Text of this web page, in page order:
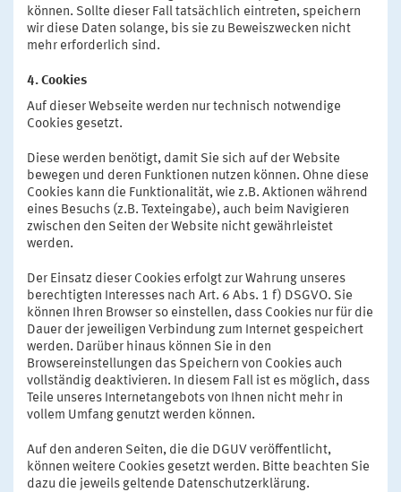
können. Sollte dieser Fall tatsächlich eintreten, speichern
wir diese Daten solange, bis sie zu Beweiszwecken nicht
mehr erforderlich sind.
4. Cookies
Auf dieser Webseite werden nur technisch notwendige
Cookies gesetzt.
Diese werden benötigt, damit Sie sich auf der Website
bewegen und deren Funktionen nutzen können. Ohne diese
Cookies kann die Funktionalität, wie z.B. Aktionen während
eines Besuchs (z.B. Texteingabe), auch beim Navigieren
zwischen den Seiten der Website nicht gewährleistet
werden.
Der Einsatz dieser Cookies erfolgt zur Wahrung unseres
berechtigten Interesses nach Art. 6 Abs. 1 f) DSGVO. Sie
können Ihren Browser so einstellen, dass Cookies nur für die
Dauer der jeweiligen Verbindung zum Internet gespeichert
werden. Darüber hinaus können Sie in den
Browsereinstellungen das Speichern von Cookies auch
vollständig deaktivieren. In diesem Fall ist es möglich, dass
Teile unseres Internetangebots von Ihnen nicht mehr in
vollem Umfang genutzt werden können.
Auf den anderen Seiten, die die DGUV veröffentlicht,
können weitere Cookies gesetzt werden. Bitte beachten Sie
dazu die jeweils geltende Datenschutzerklärung.